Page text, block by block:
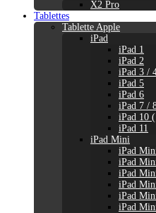
X2 Pro
Tablettes
Tablette Apple
iPad
iPad 1
iPad 2
iPad 3 /
iPad 5
iPad 6
iPad 7 /
iPad 10
iPad 11
iPad Mini
iPad
iPad
iPad
iPad
iPad
iPad